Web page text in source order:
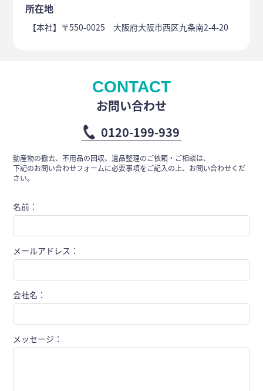
所在地
【本社】〒550-0025 大阪府大阪市西区九条南2-4-20
CONTACT
お問い合わせ
0120-199-939
動産物の撤去、不用品の回収、遺品整理のご依頼・ご相談は、
下記のお問い合わせフォームに必要事項をご記入の上、お問い合わせくだ
さい。
名前：
メールアドレス：
会社名：
メッセージ：